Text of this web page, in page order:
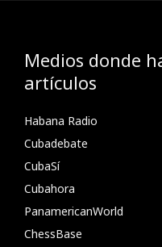
Medios donde
artículos
Habana Radio
Cubadebate
CubaSí
Cubahora
PanamericanWorld
ChessBase